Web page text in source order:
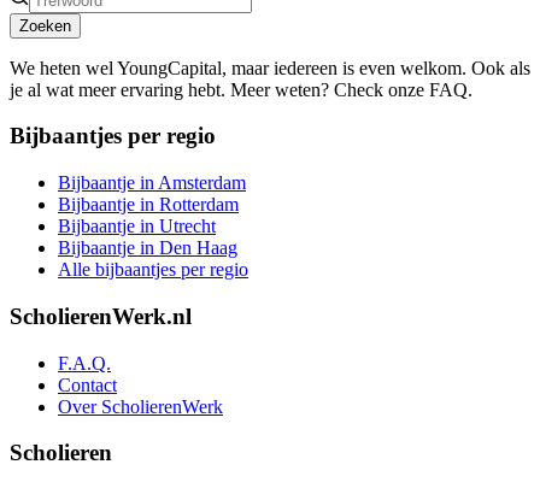
Zoeken
We heten wel YoungCapital, maar iedereen is even welkom. Ook als
je al wat meer ervaring hebt. Meer weten? Check onze FAQ.
Bijbaantjes per regio
Bijbaantje in Amsterdam
Bijbaantje in Rotterdam
Bijbaantje in Utrecht
Bijbaantje in Den Haag
Alle bijbaantjes per regio
ScholierenWerk.nl
F.A.Q.
Contact
Over ScholierenWerk
Scholieren